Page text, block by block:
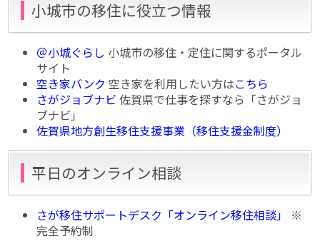
小城市の移住に役立つ情報
＠小城ぐらし 小城市の移住・定住に関するポータル
サイト
空き家バンク空き家を利用したい方はこちら
さがジョブナビ 佐賀県で仕事を探すなら「さがジョ
ブナビ」
佐賀県地方創生移住支援事業（移住支援金制度）
平日のオンライン相談
さが移住サポートデスク「オンライン移住相談」
※
完全予約制